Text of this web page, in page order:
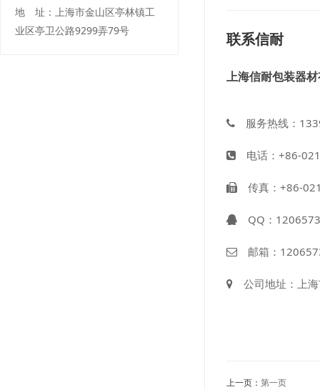
地 址：上海市金山区亭林镇工
业区亭卫公路9299弄79号
联系信耐
上海信耐包装器
服务热线：
电话：+86-
传真：+86-
QQ：
邮箱：
公司地址：上
上一页： 第一页